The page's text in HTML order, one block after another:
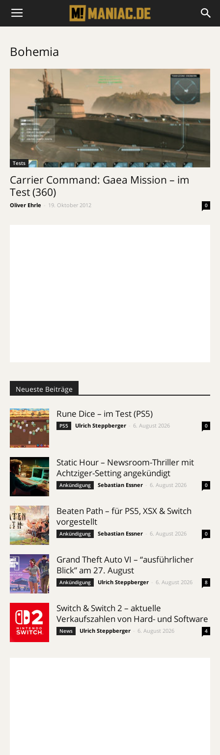
Bohemia
Tests
Carrier Command: Gaea Mission – im
Test (360)
Oliver Ehrle 19. Oktober 2012 0
Neueste Beiträge
Rune Dice – im Test (PS5)
PS5 Ulrich Steppberger 6. August 2026 0
Static Hour – Newsroom-Thriller mit
Achtziger-Setting angekündigt
Ankündigung Sebastian Essner 6. August 2026 0
Beaten Path – für PS5, XSX & Switch
vorgestellt
Ankündigung Sebastian Essner 6. August 2026 0
Grand Theft Auto VI – “ausführlicher
Blick” am 27. August
Ankündigung Ulrich Steppberger 6. August 2026 8
Switch & Switch 2 – aktuelle
Verkaufszahlen von Hard- und Software
News Ulrich Steppberger 6. August 2026 4